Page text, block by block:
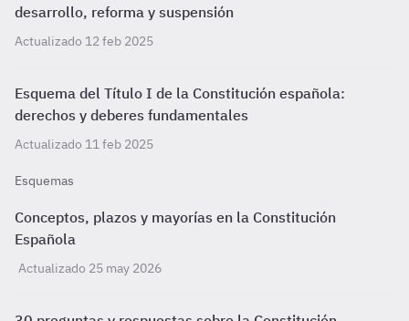
desarrollo, reforma y suspensión
Actualizado 12 feb 2025
Esquema del Título I de la Constitución española:
derechos y deberes fundamentales
Actualizado 11 feb 2025
Esquemas
Conceptos, plazos y mayorías en la Constitución
Española
Actualizado 25 may 2026